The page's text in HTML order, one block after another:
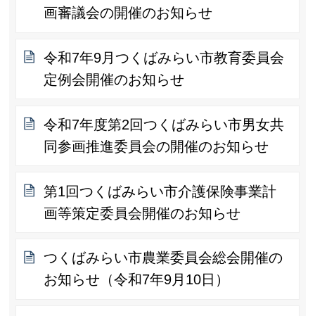
画審議会の開催のお知らせ
令和7年9月つくばみらい市教育委員会
定例会開催のお知らせ
令和7年度第2回つくばみらい市男女共
同参画推進委員会の開催のお知らせ
第1回つくばみらい市介護保険事業計
画等策定委員会開催のお知らせ
つくばみらい市農業委員会総会開催の
お知らせ（令和7年9月10日）